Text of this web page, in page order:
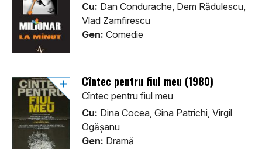
Cu: Dan Condurache, Dem Rădulescu,
Vlad Zamfirescu
Gen: Comedie
Cîntec pentru fiul meu (1980)
Cîntec pentru fiul meu
Cu: Dina Cocea, Gina Patrichi, Virgil
Ogășanu
Gen: Dramă